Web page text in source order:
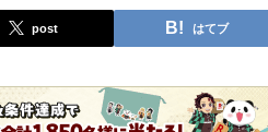
post はてブ